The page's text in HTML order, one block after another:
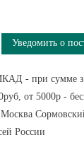
Уведомить о
- при сумме
от 5000р -
России